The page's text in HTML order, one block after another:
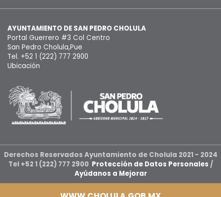
AYUNTAMIENTO DE SAN PEDRO CHOLULA
Portal Guerrero #3 Col Centro
San Pedro Cholula,Pue
Tel. +52 1 (222) 777 2900
Ubicación
Derechos Reservados Ayuntamiento de Cholula 2021 - 2024
Tel +52 1 (222) 777 2900 Protección de Datos Personales /
Ayúdanos a Mejorar